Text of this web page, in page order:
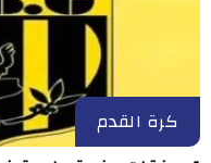
كرة القدم